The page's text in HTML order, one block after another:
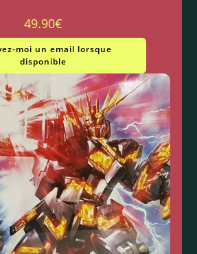
49.90€
moi un email lorsque
disponible